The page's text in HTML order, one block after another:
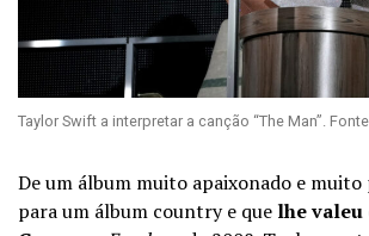
Taylor Swift a interpretar a canção “The Man”.
De um álbum muito apaixonado e muito
para um álbum country e que lhe